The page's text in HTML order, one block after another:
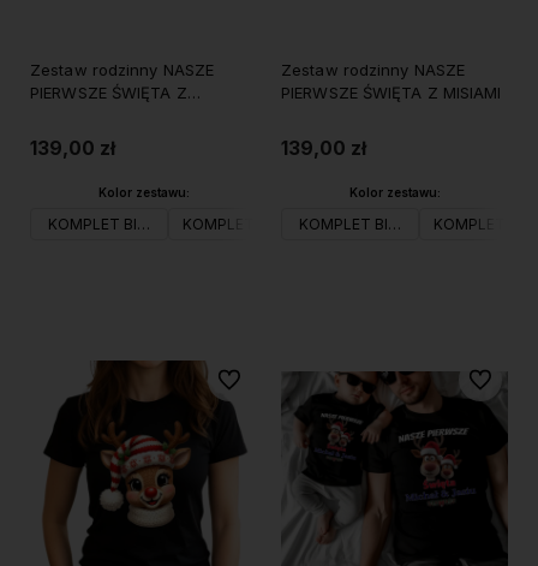
Zestaw rodzinny NASZE
PIERWSZE ŚWIĘTA Z
139,00 zł
Kolor zestawu:
KOMPLET BIAŁY KOMPLET CZARNY
Zestaw rodzinny NASZE
PIERWSZE ŚWIĘTA Z MISIAMI
139,00 zł
Kolor zestawu:
KOMPLET BIAŁY KOMPLET
Do ulubionych Do